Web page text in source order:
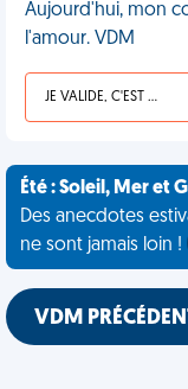
Aujourd'hui, mon
l'amour. VDM
JE VALIDE, C'EST UNE VDM
Été : Soleil, Mer et
Des anecdotes
ne sont jamais loin !
VDM